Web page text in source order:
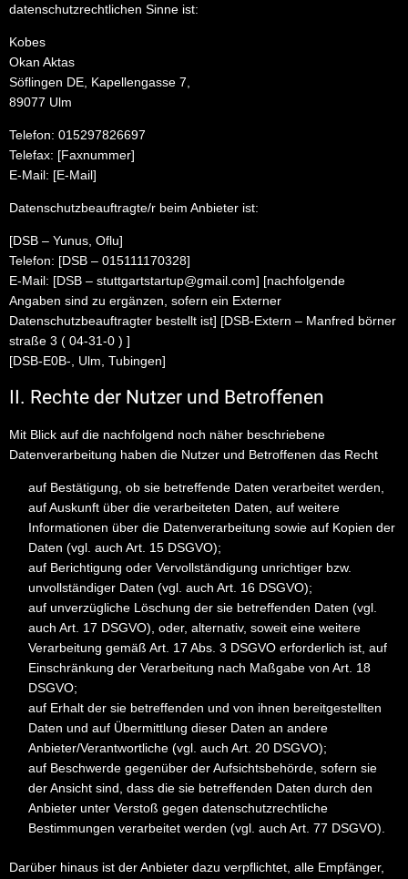
datenschutzrechtlichen Sinne ist:
Kobes
Okan Aktas
Söflingen DE, Kapellengasse 7,
89077 Ulm
Telefon: 015297826697
Telefax: [Faxnummer]
E-Mail: [E-Mail]
Datenschutzbeauftragte/r beim Anbieter ist:
[DSB – Yunus, Oflu]
Telefon: [DSB – 015111170328]
E-Mail: [DSB – stuttgartstartup@gmail.com] [nachfolgende
Angaben sind zu ergänzen, sofern ein Externer
Datenschutzbeauftragter bestellt ist] [DSB-Extern – Manfred börner
straße 3 ( 04-31-0 ) ]
[DSB-E0B-, Ulm, Tubingen]
II. Rechte der Nutzer und Betroffenen
Mit Blick auf die nachfolgend noch näher beschriebene
Datenverarbeitung haben die Nutzer und Betroffenen das Recht
auf Bestätigung, ob sie betreffende Daten verarbeitet werden,
auf Auskunft über die verarbeiteten Daten, auf weitere
Informationen über die Datenverarbeitung sowie auf Kopien der
Daten (vgl. auch Art. 15 DSGVO);
auf Berichtigung oder Vervollständigung unrichtiger bzw.
unvollständiger Daten (vgl. auch Art. 16 DSGVO);
auf unverzügliche Löschung der sie betreffenden Daten (vgl.
auch Art. 17 DSGVO), oder, alternativ, soweit eine weitere
Verarbeitung gemäß Art. 17 Abs. 3 DSGVO erforderlich ist, auf
Einschränkung der Verarbeitung nach Maßgabe von Art. 18
DSGVO;
auf Erhalt der sie betreffenden und von ihnen bereitgestellten
Daten und auf Übermittlung dieser Daten an andere
Anbieter/Verantwortliche (vgl. auch Art. 20 DSGVO);
auf Beschwerde gegenüber der Aufsichtsbehörde, sofern sie
der Ansicht sind, dass die sie betreffenden Daten durch den
Anbieter unter Verstoß gegen datenschutzrechtliche
Bestimmungen verarbeitet werden (vgl. auch Art. 77 DSGVO).
Darüber hinaus ist der Anbieter dazu verpflichtet, alle Empfänger,